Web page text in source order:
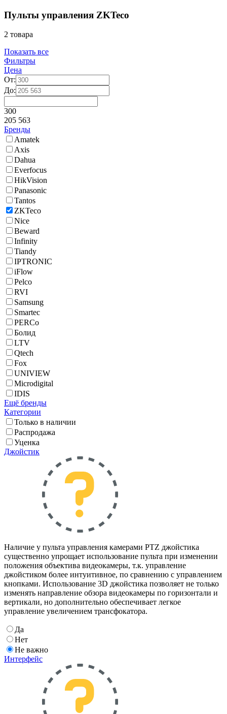
Пульты управления ZKTeco
2 товара
Показать все
Фильтры
Цена
От:
До:
300
205 563
Бренды
Amatek
Axis
Dahua
Everfocus
HikVision
Panasonic
Tantos
ZKTeco
Nice
Beward
Infinity
Tiandy
IPTRONIC
iFlow
Pelco
RVI
Samsung
Smartec
PERCo
Болид
LTV
Qtech
Fox
UNIVIEW
Microdigital
IDIS
Ещё бренды
Категории
Только в наличии
Распродажа
Уценка
Джойстик
Наличие у пульта управления камерами PTZ джойстика
существенно упрощает использование пульта при изменении
положения объектива видеокамеры, т.к. управление
джойстиком более интуитивное, по сравнению с управлением
кнопками. Использование 3D джойстика позволяет не только
изменять направление обзора видеокамеры по горизонтали и
вертикали, но дополнительно обеспечивает легкое
управление увеличением трансфокатора.
Да
Нет
Не важно
Интерфейс